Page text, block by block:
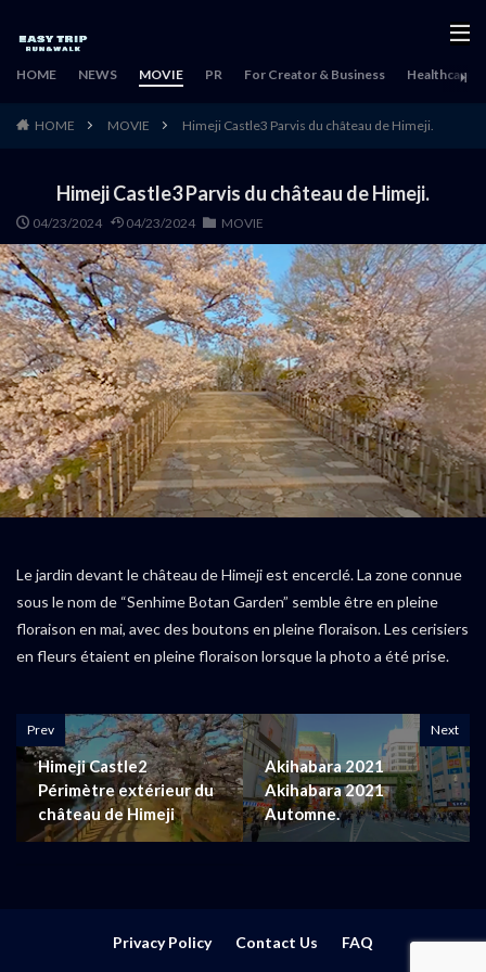
HOME NEWS MOVIE PR For Creator & Business Healthcare
HOME MOVIE Himeji Castle3 Parvis du château de Himeji.
Himeji Castle3 Parvis du château de Himeji.
04/23/2024 04/23/2024 MOVIE
Le jardin devant le château de Himeji est encerclé. La zone connue
sous le nom de “Senhime Botan Garden” semble être en pleine
floraison en mai, avec des boutons en pleine floraison. Les cerisiers
en fleurs étaient en pleine floraison lorsque la photo a été prise.
Prev
Himeji Castle2
Périmètre extérieur du
château de Himeji
Next
Akihabara 2021
Akihabara 2021
Automne.
Privacy Policy Contact Us FAQ